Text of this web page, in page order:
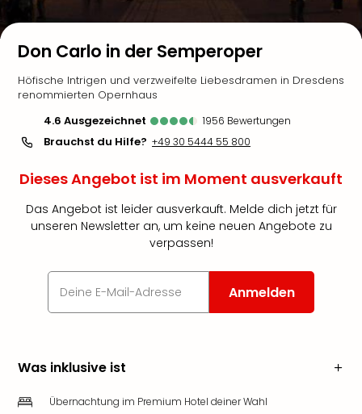
Don Carlo in der Semperoper
Höfische Intrigen und verzweifelte Liebesdramen in Dresdens
renommierten Opernhaus
4.6
ausgezeichnet 1956 Bewertungen
Brauchst du Hilfe? +49 30 5444 55 800
Dieses Angebot ist im Moment ausverkauft
Das Angebot ist leider ausverkauft. Melde dich jetzt für
unseren Newsletter an, um keine neuen Angebote zu
verpassen!
Anmelden
Was inklusive ist
Übernachtung im Premium Hotel deiner Wahl